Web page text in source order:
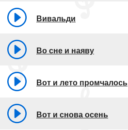
Вивальди
Во сне и наяву
Вот и лето промчалось
Вот и снова осень